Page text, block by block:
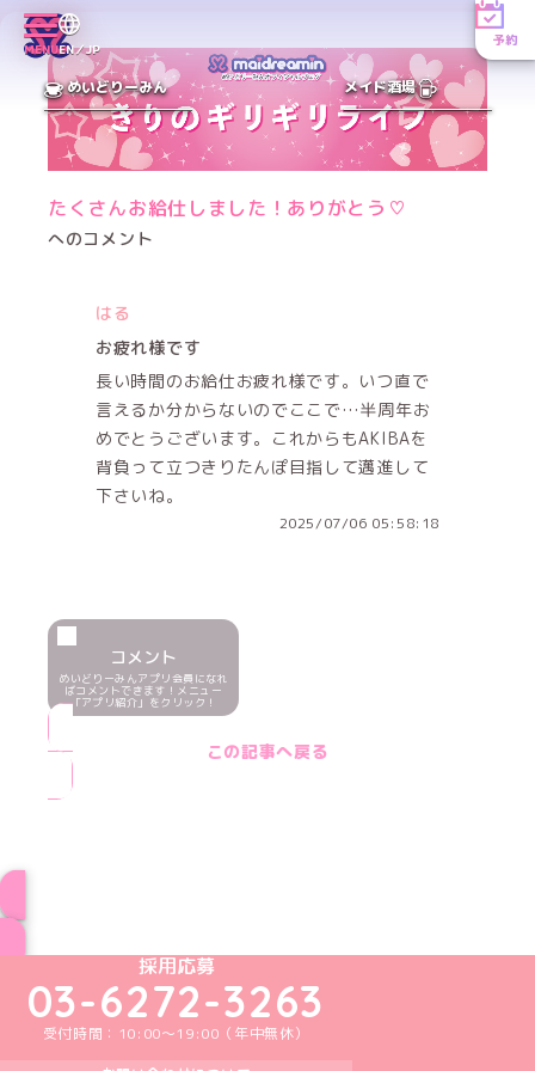
MENUEN／JP
予約
めいどりーみん メイド酒場
たくさんお給仕しました！ありがとう♡
へのコメント
はる
お疲れ様です
長い時間のお給仕お疲れ様です。いつ直で
言えるか分からないのでここで…半周年お
めでとうございます。これからもAKIBAを
背負って立つきりたんぽ目指して邁進して
下さいね。
2025/07/06 05:58:18
コメント
めいどりーみんアプリ会員になれ
ばコメントできます！メニュー
「アプリ紹介」をクリック！
この記事へ戻る
めいどりーみんTikTok公式アカウント
めいどりーみんX公式アカウント
めいどりーみんInstagram公式アカウント
めいどりーみんFacebook公式アカウン
めいどりーみんYouTube公式アカ
採用応募
03-6272-3263
受付時間：10:00～19:00（年中無休）